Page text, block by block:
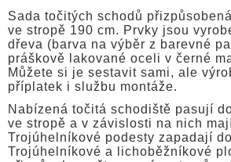
Sada točitých schodů
ve stropě 190 cm. Prvky jsou
dřeva (barva na výběr z barevné
práškově lakované oceli v černé
Můžete si je sestavit sami, ale
příplatek i službu montáže.
Nabízená točitá schodiště pasují
ve stropě a v závislosti na nich
Trojúhelníkové podesty zapadají
Trojúhelníkové a lichoběžníkové